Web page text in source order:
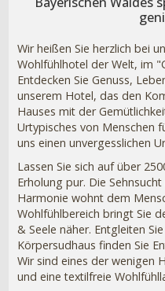
Wir heißen Sie herzlich bei
Wohlfühlhotel der Welt, im
Entdecken Sie Genuss,
unserem Hotel, das den
Hauses mit der
Urtypisches von Menschen
uns einen unvergesslichen
Lassen Sie sich auf über
Erholung pur. Die
Harmonie wohnt dem
Wohlfühlbereich bringt Sie
& Seele näher. Entgleiten
Körpersudhaus finden Sie
Wir sind eines der wenigen
und eine textilfreie